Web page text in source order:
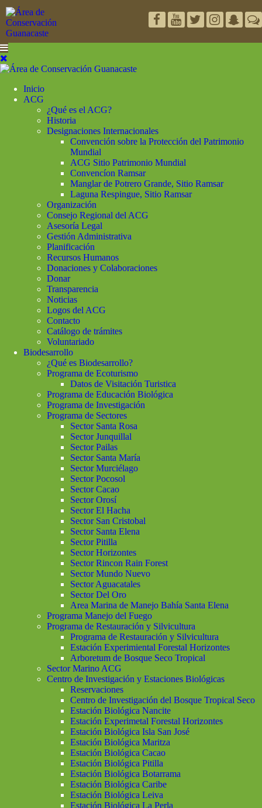
Inicio
ACG
¿Qué es el ACG?
Historia
Designaciones Internacionales
Convención sobre la Protección del Patrimonio
Mundial
ACG Sitio Patrimonio Mundial
Convencíon Ramsar
Manglar de Potrero Grande, Sitio Ramsar
Laguna Respingue, Sitio Ramsar
Organización
Consejo Regional del ACG
Asesoría Legal
Gestión Administrativa
Planificación
Recursos Humanos
Donaciones y Colaboraciones
Donar
Transparencia
Noticias
Logos del ACG
Contacto
Catálogo de trámites
Voluntariado
Biodesarrollo
¿Qué es Biodesarrollo?
Programa de Ecoturismo
Datos de Visitación Turistica
Programa de Educación Biológica
Programa de Investigación
Programa de Sectores
Sector Santa Rosa
Sector Junquillal
Sector Pailas
Sector Santa María
Sector Murciélago
Sector Pocosol
Sector Cacao
Sector Orosí
Sector El Hacha
Sector San Cristobal
Sector Santa Elena
Sector Pitilla
Sector Horizontes
Sector Rincon Rain Forest
Sector Mundo Nuevo
Sector Aguacatales
Sector Del Oro
Area Marina de Manejo Bahía Santa Elena
Programa Manejo del Fuego
Programa de Restauración y Silvicultura
Programa de Restauración y Silvicultura
Estación Experimiental Forestal Horizontes
Arboretum de Bosque Seco Tropical
Sector Marino ACG
Centro de Investigación y Estaciones Biológicas
Reservaciones
Centro de Investigación del Bosque Tropical Seco
Estación Biológica Nancite
Estación Experimetal Forestal Horizontes
Estación Biológica Isla San José
Estación Biológica Maritza
Estación Biológica Cacao
Estación Biológica Pitilla
Estación Biológica Botarrama
Estación Biológica Caribe
Estación Biológica Leiva
Estación Biológica La Perla